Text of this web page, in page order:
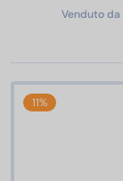
Venduto da
11%